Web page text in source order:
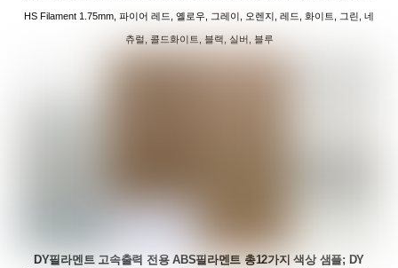
HS Filament 1.75mm, 파이어 레드, 옐로우, 그레이, 오렌지, 레드, 화이트, 그린, 네
츄럴, 콜드화이트, 블랙, 실버, 블루
DY필라멘트 고속출력 전용 ABS필라멘트 총12가지 색상 샘플; DY